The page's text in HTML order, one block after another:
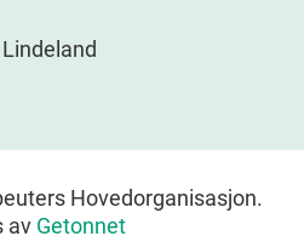
Hovedorganisasjon.
av Getonnet